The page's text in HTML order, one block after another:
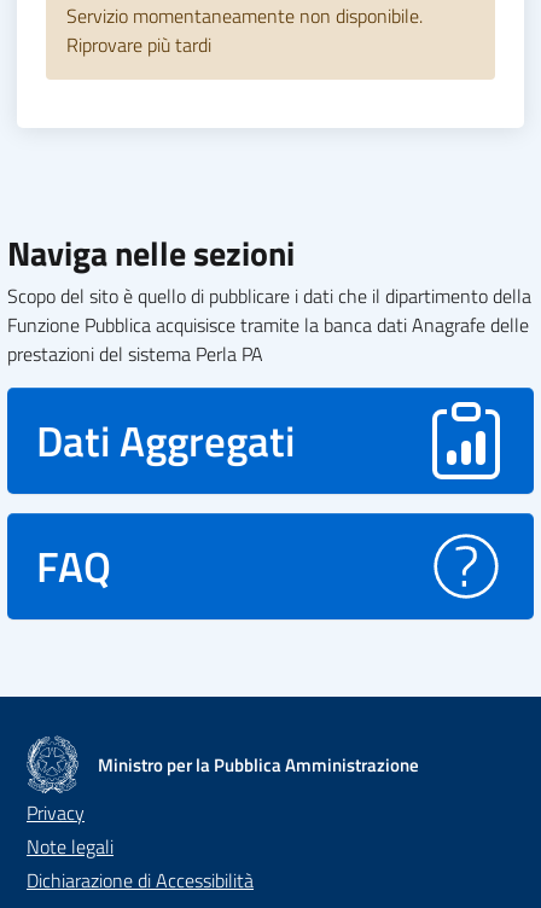
Servizio momentaneamente non disponibile.
Riprovare più tardi
Naviga nelle sezioni
Scopo del sito è quello di pubblicare i dati che il dipartimento della
Funzione Pubblica acquisisce tramite la banca dati Anagrafe delle
prestazioni del sistema Perla PA
Dati Aggregati
FAQ
Ministro per la Pubblica Amministrazione
Privacy
Note legali
Dichiarazione di Accessibilità